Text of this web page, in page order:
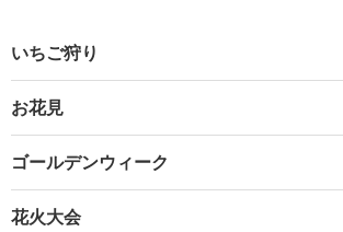
いちご狩り
お花見
ゴールデンウィーク
花火大会